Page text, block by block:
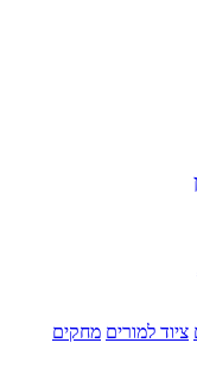
ציוד למורים מחקים